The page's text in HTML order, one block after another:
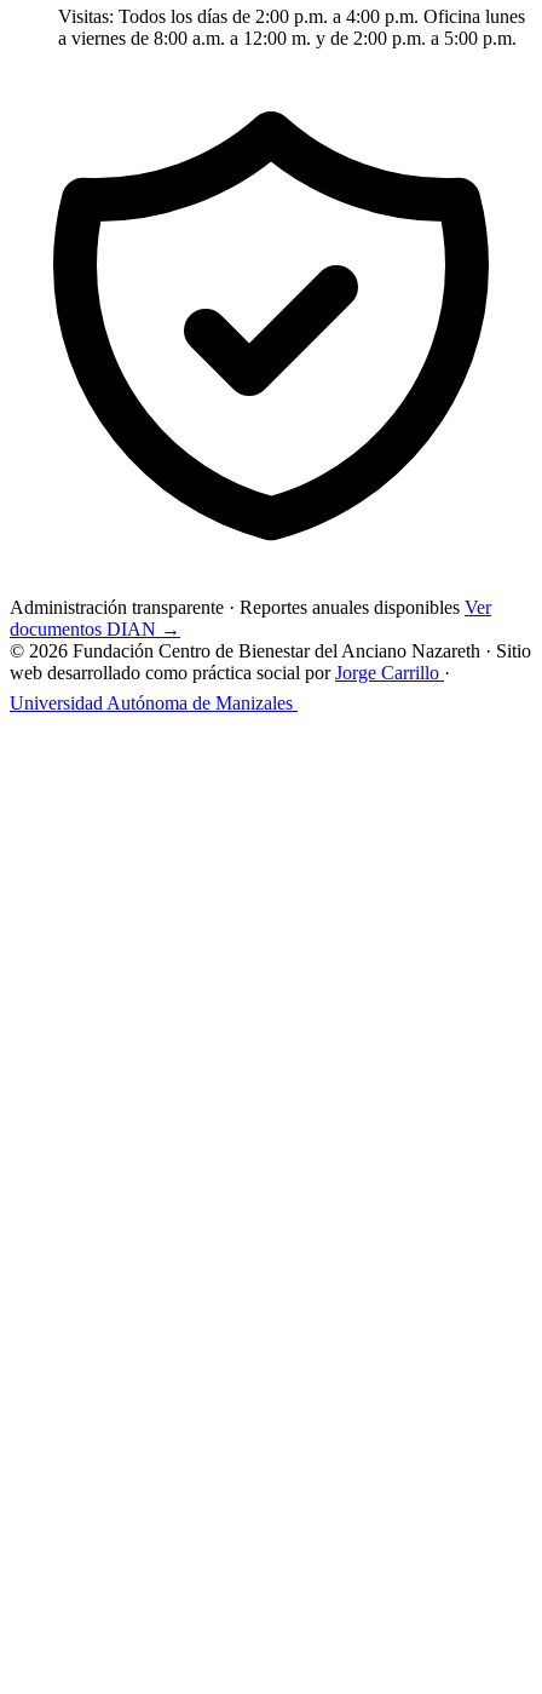
Visitas: Todos los días de 2:00 p.m. a 4:00 p.m. Oficina lunes
a viernes de 8:00 a.m. a 12:00 m. y de 2:00 p.m. a 5:00 p.m.
Administración transparente · Reportes anuales disponibles Ver
documentos DIAN →
© 2026 Fundación Centro de Bienestar del Anciano Nazareth · Sitio
web desarrollado como práctica social porJorge Carrillo ·
Universidad Autónoma de Manizales